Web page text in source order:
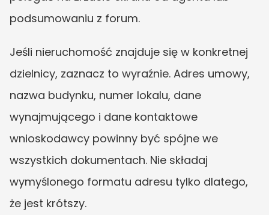
podsumowaniu z forum.
Jeśli nieruchomość znajduje się w konkretnej
dzielnicy, zaznacz to wyraźnie. Adres umowy,
nazwa budynku, numer lokalu, dane
wynajmującego i dane kontaktowe
wnioskodawcy powinny być spójne we
wszystkich dokumentach. Nie składaj
wymyślonego formatu adresu tylko dlatego,
że jest krótszy.